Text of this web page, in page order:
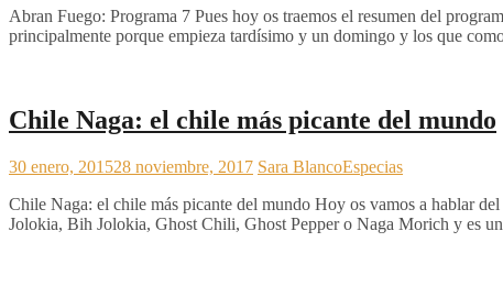
Abran Fuego: Programa 7 Pues hoy os traemos el resumen del
principalmente porque empieza tardísimo y un domingo y los que
Chile Naga: el chile más picante del mundo
30 enero, 201528 noviembre, 2017 Sara BlancoEspecias
Chile Naga: el chile más picante del mundo Hoy os vamos a hablar
Jolokia, Bih Jolokia, Ghost Chili, Ghost Pepper o Naga Morich y es